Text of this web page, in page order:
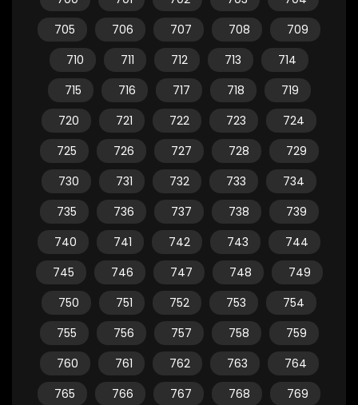
705
706 707 708
709
710
711 712 713
714
715
716 717 718
719
720
721 722 723
724
725
726 727 728
729
730
731 732 733
734
735
736 737 738
739
740
741 742 743
744
745
746 747 748
749
750
751 752 753
754
755
756 757 758
759
760
761 762 763
764
765
766 767 768
769